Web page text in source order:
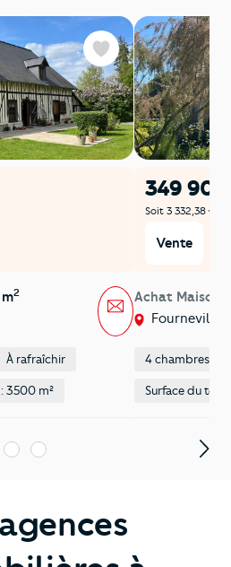
2
Favoris
Message
À rafraîchir
3500 m²
349
Soit 3 332,38 €/m
Vente
Achat Maison
Fourneville
4 chambres
Surface du
1 2